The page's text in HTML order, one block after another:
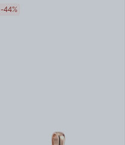
-44%